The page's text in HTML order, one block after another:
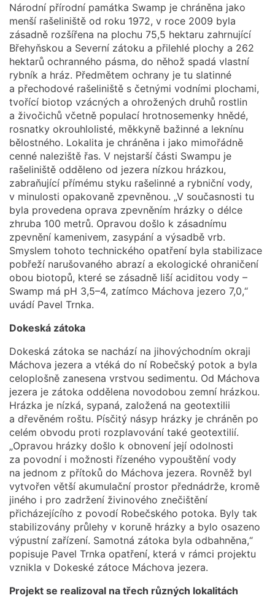
Národní přírodní památka Swamp je chráněna jako
menší rašeliniště od roku 1972, v roce 2009 byla
zásadně rozšířena na plochu 75,5 hektaru zahrnující
Břehyňskou a Severní zátoku a přilehlé plochy a 262
hektarů ochranného pásma, do něhož spadá vlastní
rybník a hráz. Předmětem ochrany je tu slatinné
a přechodové rašeliniště s četnými vodními plochami,
tvořící biotop vzácných a ohrožených druhů rostlin
a živočichů včetně populací hrotnosemenky hnědé,
rosnatky okrouhlolisté, měkkyně bažinné a leknínu
bělostného. Lokalita je chráněna i jako mimořádně
cenné naleziště řas. V nejstarší části Swampu je
rašeliniště odděleno od jezera nízkou hrázkou,
zabraňující přímému styku rašelinné a rybniční vody,
v minulosti opakovaně zpevněnou. „V současnosti tu
byla provedena oprava zpevněním hrázky o délce
zhruba 100 metrů. Opravou došlo k zásadnímu
zpevnění kamenivem, zasypání a výsadbě vrb.
Smyslem tohoto technického opatření byla stabilizace
pobřeží narušovaného abrazí a ekologické ohraničení
obou biotopů, které se zásadně liší aciditou vody –
Swamp má pH 3,5–4, zatímco Máchova jezero 7,0,“
uvádí Pavel Trnka.
Dokeská zátoka
Dokeská zátoka se nachází na jihovýchodním okraji
Máchova jezera a vtéká do ní Robečský potok a byla
celoplošně zanesena vrstvou sedimentu. Od Máchova
jezera je zátoka oddělena novodobou zemní hrázkou.
Hrázka je nízká, sypaná, založená na geotextilii
a dřevěném roštu. Písčitý násyp hrázky je chráněn po
celém obvodu proti rozplavování také geotextilií.
„Opravou hrázky došlo k obnovení její odolnosti
za povodní i možnosti řízeného vypouštění vody
na jednom z přítoků do Máchova jezera. Rovněž byl
vytvořen větší akumulační prostor přednádrže, kromě
jiného i pro zadržení živinového znečištění
přicházejícího z povodí Robečského potoka. Byly tak
stabilizovány průlehy v koruně hrázky a bylo osazeno
výpustní zařízení. Samotná zátoka byla odbahněna,“
popisuje Pavel Trnka opatření, která v rámci projektu
vznikla v Dokeské zátoce Máchova jezera.
Projekt se realizoval na třech různých lokalitách